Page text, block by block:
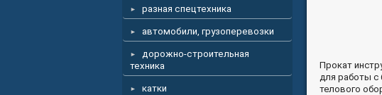
разная спецтехника
автомобили, грузоперевозки
дорожно-строительная
техника
катки
Прокат
для работы с
телового